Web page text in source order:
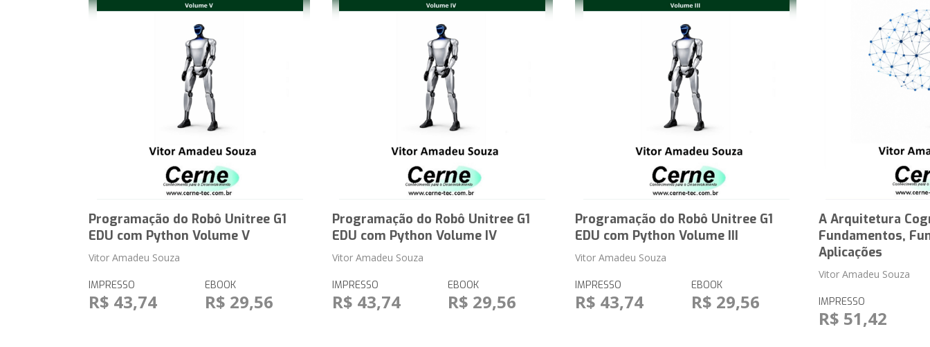
Programação do Robô Unitree G1
EDU com Python Volume V
Vitor Amadeu Souza
IMPRESSO
R$ 43,74
EBOOK
R$ 29,56
Programação do Robô Unitree G1
EDU com Python Volume IV
Vitor Amadeu Souza
IMPRESSO
R$ 43,74
EBOOK
R$ 29,56
Programação do Robô Unitree G1
EDU com Python Volume III
Vitor Amadeu Souza
IMPRESSO
R$ 43,74
EBOOK
R$ 29,56
A Arquitetura
Fundamentos,
Aplicações
Vitor Amadeu Souza
IMPRESSO
R$ 51,42